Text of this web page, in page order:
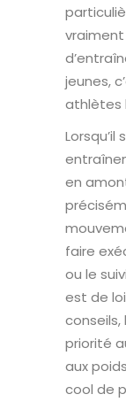
jeunes,
athlètes
Lorsqu’il
en
faire
ou le
est de
priorité
aux
cool de